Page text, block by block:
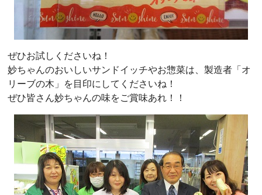
ぜひお試しくださいね！
妙ちゃんのおいしいサンドイッチやお惣菜は、製造者「オ
リーブの木」を目印にしてくださいね！
ぜひ皆さん妙ちゃんの味をご賞味あれ！！